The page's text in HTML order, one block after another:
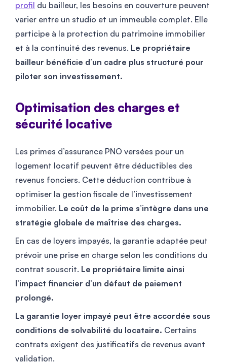
profil du bailleur, les besoins en couverture peuvent
varier entre un studio et un immeuble complet. Elle
participe à la protection du patrimoine immobilier
et à la continuité des revenus. Le propriétaire
bailleur bénéficie d’un cadre plus structuré pour
piloter son investissement.
Optimisation des charges et
sécurité locative
Les primes d’assurance PNO versées pour un
logement locatif peuvent être déductibles des
revenus fonciers. Cette déduction contribue à
optimiser la gestion fiscale de l’investissement
immobilier. Le coût de la prime s’intègre dans une
stratégie globale de maîtrise des charges.
En cas de loyers impayés, la garantie adaptée peut
prévoir une prise en charge selon les conditions du
contrat souscrit. Le propriétaire limite ainsi
l’impact financier d’un défaut de paiement
prolongé.
La garantie loyer impayé peut être accordée sous
conditions de solvabilité du locataire. Certains
contrats exigent des justificatifs de revenus avant
validation.